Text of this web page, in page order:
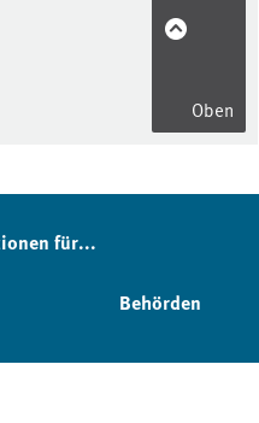
Oben
für...
Behörden